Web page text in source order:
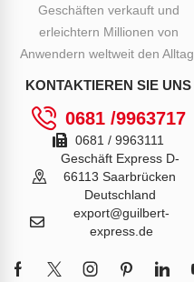
Geschäften verkauft und
erleichtern Millionen von
Anwendern weltweit den Alltag.
KONTAKTIEREN SIE UNS
0681 /9963717
0681 / 9963111
Geschäft Express D-
66113 Saarbrücken
Deutschland
export@guilbert-
express.de